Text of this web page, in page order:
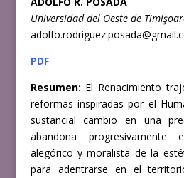
Universidad del Oeste de
PDF
Resumen: El Renacimiento
reformas inspiradas por el
sustancial cambio en una
abandona progresivamente
alegórico y moralista de la
para adentrarse en el